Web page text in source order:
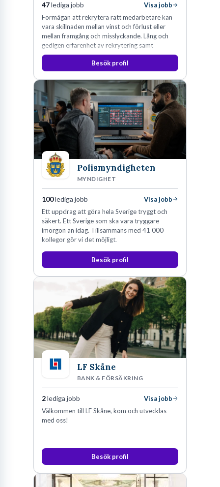
47lediga jobb
Visa jobb
Förmågan att rekrytera rätt medarbetare kan
vara skillnaden mellan vinst och förlust eller
mellan framgång och misslyckande. Lång och
gedigen erfarenhet av rekrytering samt
konsultverksamhet har lärt oss just det.
Besök profil
Polismyndigheten
MYNDIGHET
100lediga jobb
Visa jobb
Ett uppdrag att göra hela Sverige tryggt och
säkert. Ett Sverige som ska vara tryggare
imorgon än idag. Tillsammans med 41 000
kollegor gör vi det möjligt.
Besök profil
LF Skåne
BANK & FÖRSÄKRING
2lediga jobb
Visa jobb
Välkommen till LF Skåne, kom och utvecklas
med oss!
Besök profil